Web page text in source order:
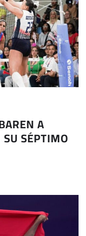
A
SÉPTIMO